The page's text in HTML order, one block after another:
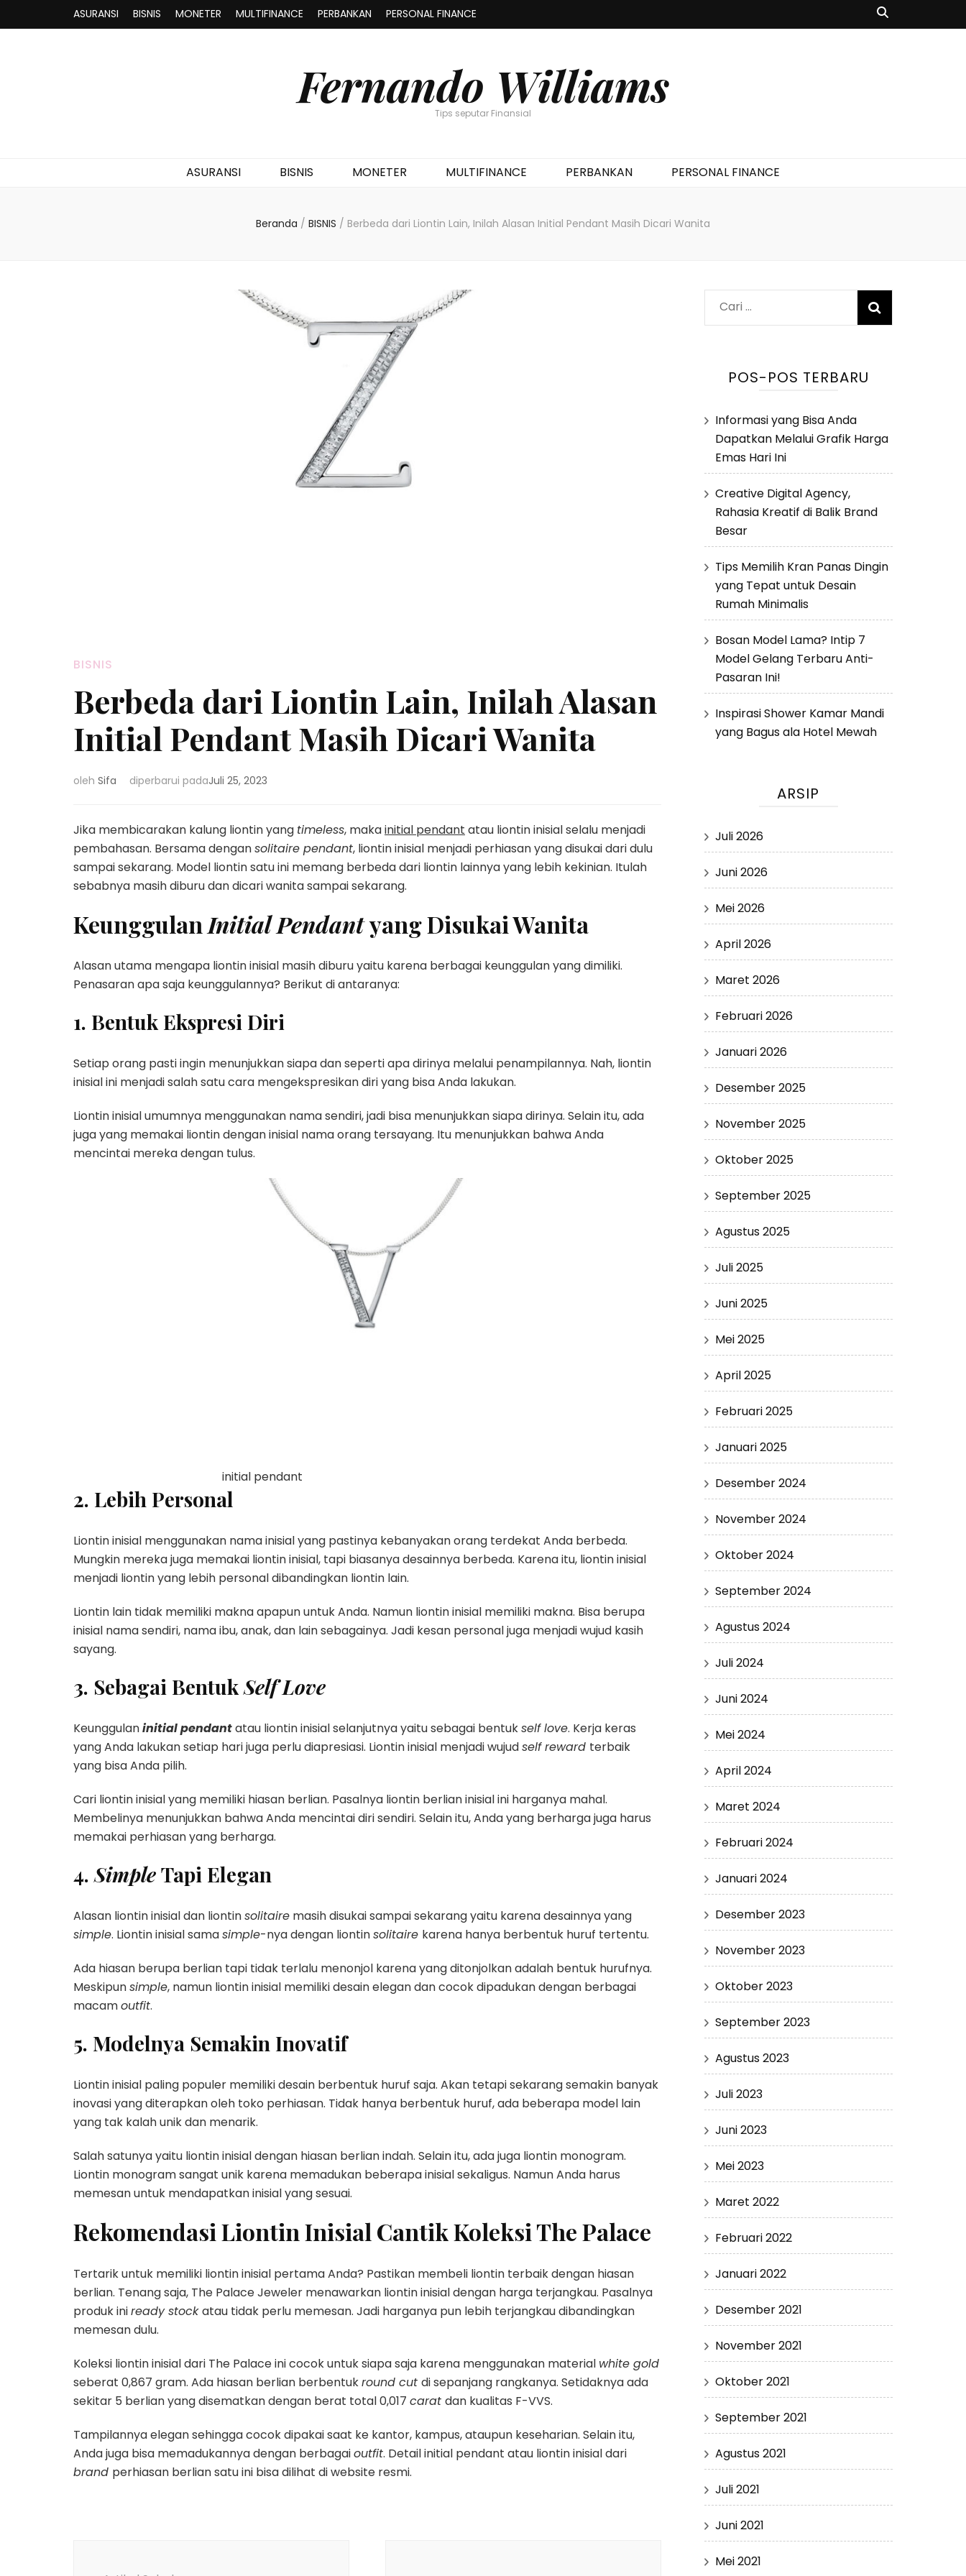
ASURANSI BISNIS MONETER MULTIFINANCE PERBANKAN PERSONAL FINANCE
Fernando Williams
Tips seputar Finansial
ASURANSI BISNIS MONETER MULTIFINANCE PERBANKAN PERSONAL FINANCE
Beranda / BISNIS / Berbeda dari Liontin Lain, Inilah Alasan Initial Pendant Masih Dicari Wanita
BISNIS
Berbeda dari Liontin Lain, Inilah Alasan
Initial Pendant Masih Dicari Wanita
oleh Sifa diperbarui padaJuli 25, 2023
Jika membicarakan kalung liontin yang timeless, makainitial pendant atau liontin inisial selalu menjadi
pembahasan. Bersama dengansolitaire pendant, liontin inisial menjadi perhiasan yang disukai dari dulu
sampai sekarang. Model liontin satu ini memang berbeda dari liontin lainnya yang lebih kekinian. Itulah
sebabnya masih diburu dan dicari wanita sampai sekarang.
Keunggulan Initial Pendantyang Disukai Wanita
Alasan utama mengapa liontin inisial masih diburu yaitu karena berbagai keunggulan yang dimiliki.
Penasaran apa saja keunggulannya? Berikut di antaranya:
1. Bentuk Ekspresi Diri
Setiap orang pasti ingin menunjukkan siapa dan seperti apa dirinya melalui penampilannya. Nah, liontin
inisial ini menjadi salah satu cara mengekspresikan diri yang bisa Anda lakukan.
Liontin inisial umumnya menggunakan nama sendiri, jadi bisa menunjukkan siapa dirinya. Selain itu, ada
juga yang memakai liontin dengan inisial nama orang tersayang. Itu menunjukkan bahwa Anda
mencintai mereka dengan tulus.
initial pendant
2. Lebih Personal
Liontin inisial menggunakan nama inisial yang pastinya kebanyakan orang terdekat Anda berbeda.
Mungkin mereka juga memakai liontin inisial, tapi biasanya desainnya berbeda. Karena itu, liontin inisial
menjadi liontin yang lebih personal dibandingkan liontin lain.
Liontin lain tidak memiliki makna apapun untuk Anda. Namun liontin inisial memiliki makna. Bisa berupa
inisial nama sendiri, nama ibu, anak, dan lain sebagainya. Jadi kesan personal juga menjadi wujud kasih
sayang.
3. Sebagai BentukSelf Love
Keunggulaninitial pendantatau liontin inisial selanjutnya yaitu sebagai bentukself love. Kerja keras
yang Anda lakukan setiap hari juga perlu diapresiasi. Liontin inisial menjadi wujudself reward terbaik
yang bisa Anda pilih.
Cari liontin inisial yang memiliki hiasan berlian. Pasalnya liontin berlian inisial ini harganya mahal.
Membelinya menunjukkan bahwa Anda mencintai diri sendiri. Selain itu, Anda yang berharga juga harus
memakai perhiasan yang berharga.
4.SimpleTapi Elegan
Alasan liontin inisial dan liontinsolitaire masih disukai sampai sekarang yaitu karena desainnya yang
simple. Liontin inisial samasimple-nya dengan liontinsolitaire karena hanya berbentuk huruf tertentu.
Ada hiasan berupa berlian tapi tidak terlalu menonjol karena yang ditonjolkan adalah bentuk hurufnya.
Meskipunsimple, namun liontin inisial memiliki desain elegan dan cocok dipadukan dengan berbagai
macamoutfit.
5. Modelnya Semakin Inovatif
Liontin inisial paling populer memiliki desain berbentuk huruf saja. Akan tetapi sekarang semakin banyak
inovasi yang diterapkan oleh toko perhiasan. Tidak hanya berbentuk huruf, ada beberapa model lain
yang tak kalah unik dan menarik.
Salah satunya yaitu liontin inisial dengan hiasan berlian indah. Selain itu, ada juga liontin monogram.
Liontin monogram sangat unik karena memadukan beberapa inisial sekaligus. Namun Anda harus
memesan untuk mendapatkan inisial yang sesuai.
Rekomendasi Liontin Inisial Cantik Koleksi The Palace
Tertarik untuk memiliki liontin inisial pertama Anda? Pastikan membeli liontin terbaik dengan hiasan
berlian. Tenang saja, The Palace Jeweler menawarkan liontin inisial dengan harga terjangkau. Pasalnya
produk iniready stockatau tidak perlu memesan. Jadi harganya pun lebih terjangkau dibandingkan
memesan dulu.
Koleksi liontin inisial dari The Palace ini cocok untuk siapa saja karena menggunakan material white gold
seberat 0,867 gram. Ada hiasan berlian berbentukround cut di sepanjang rangkanya. Setidaknya ada
sekitar 5 berlian yang disematkan dengan berat total 0,017 carat dan kualitas F-VVS.
Tampilannya elegan sehingga cocok dipakai saat ke kantor, kampus, ataupun keseharian. Selain itu,
Anda juga bisa memadukannya dengan berbagaioutfit. Detail initial pendant atau liontin inisial dari
brand perhiasan berlian satu ini bisa dilihat di website resmi.
Cari
untuk:
POS-POS TERBARU
Informasi yang Bisa Anda
Dapatkan Melalui Grafik Harga
Emas Hari Ini
Creative Digital Agency,
Rahasia Kreatif di Balik Brand
Besar
Tips Memilih Kran Panas Dingin
yang Tepat untuk Desain
Rumah Minimalis
Bosan Model Lama? Intip 7
Model Gelang Terbaru Anti-
Pasaran Ini!
Inspirasi Shower Kamar Mandi
yang Bagus ala Hotel Mewah
ARSIP
Juli 2026
Juni 2026
Mei 2026
April 2026
Maret 2026
Februari 2026
Januari 2026
Desember 2025
November 2025
Oktober 2025
September 2025
Agustus 2025
Juli 2025
Juni 2025
Mei 2025
April 2025
Februari 2025
Januari 2025
Desember 2024
November 2024
Oktober 2024
September 2024
Agustus 2024
Juli 2024
Juni 2024
Mei 2024
April 2024
Maret 2024
Februari 2024
Januari 2024
Desember 2023
November 2023
Oktober 2023
September 2023
Agustus 2023
Juli 2023
Juni 2023
Mei 2023
Maret 2022
Februari 2022
Januari 2022
Desember 2021
November 2021
Oktober 2021
September 2021
Agustus 2021
Juli 2021
Juni 2021
Mei 2021